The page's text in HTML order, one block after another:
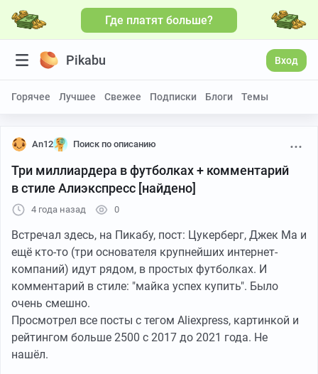
Где платят больше?
Pikabu Вход
Горячее Лучшее Свежее Подписки Блоги Темы
An12 Поиск по описанию
Три миллиардера в футболках + комментарий
в стиле Алиэкспресс [найдено]
4 года назад 0
Встречал здесь, на Пикабу, пост: Цукерберг, Джек Ма и
ещё кто-то (три основателя крупнейших интернет-
компаний) идут рядом, в простых футболках. И
комментарий в стиле: "майка успех купить". Было
очень смешно.
Просмотрел все посты с тегом Aliexpress, картинкой и
рейтингом больше 2500 с 2017 до 2021 года. Не
нашёл.